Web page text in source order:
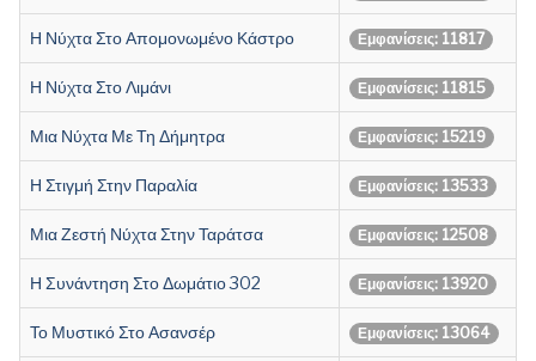
Η Νύχτα Στο Απομονωμένο Κάστρο Εμφανίσεις: 11817
Η Νύχτα Στο Λιμάνι Εμφανίσεις: 11815
Μια Νύχτα Με Τη Δήμητρα Εμφανίσεις: 15219
Η Στιγμή Στην Παραλία Εμφανίσεις: 13533
Μια Ζεστή Νύχτα Στην Ταράτσα Εμφανίσεις: 12508
Η Συνάντηση Στο Δωμάτιο 302 Εμφανίσεις: 13920
Το Μυστικό Στο Ασανσέρ Εμφανίσεις: 13064